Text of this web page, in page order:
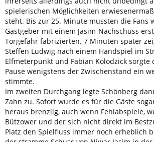
spielerischen Möglichkeiten
steht. Bis zur 25. Minute mussten die Fans
Gastgeber mit einem Jasim-Nachschuss
Torgefahr fabrizierten. 7 Minuten später
Steffen Ludwig nach einem Handspiel im
Elfmeterpunkt und Fabian Kolodzick sorgte
Pause wenigstens der Zwischenstand ein
stimmte.
Im zweiten Durchgang legte Schönberg
Zahn zu. Sofort wurde es für die Gäste
heraus brenzlig, auch wenn Fehlabspiele,
Bützower und der sich nicht direkt im
Platz den Spielfluss immer noch erheblich